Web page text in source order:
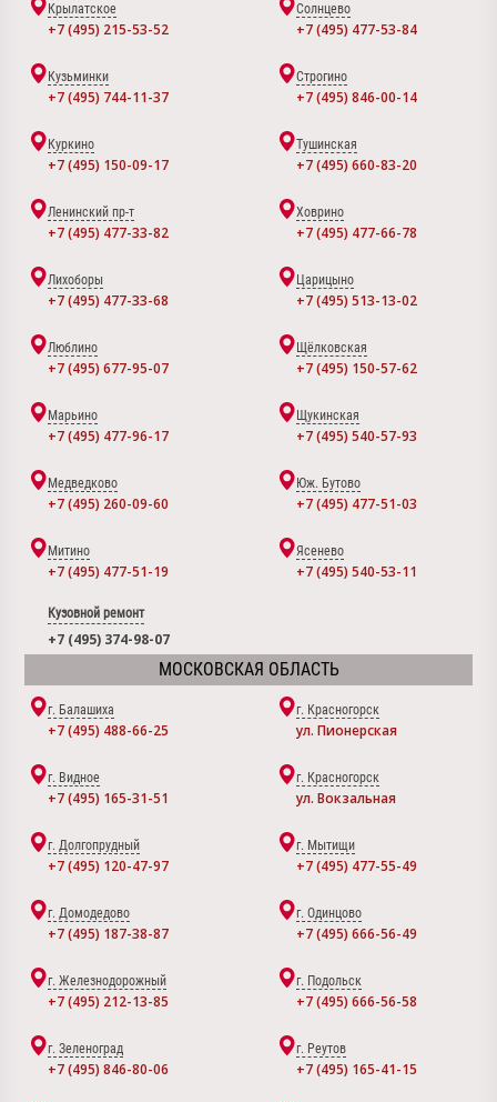
Крылатское
+7 (495) 215-53-52
Солнцево
+7 (495) 477-53-84
Кузьминки
+7 (495) 744-11-37
Строгино
+7 (495) 846-00-14
Куркино
+7 (495) 150-09-17
Тушинская
+7 (495) 660-83-20
Ленинский пр-т
+7 (495) 477-33-82
Ховрино
+7 (495) 477-66-78
Лихоборы
+7 (495) 477-33-68
Царицыно
+7 (495) 513-13-02
Люблино
+7 (495) 677-95-07
Щёлковская
+7 (495) 150-57-62
Марьино
+7 (495) 477-96-17
Щукинская
+7 (495) 540-57-93
Медведково
+7 (495) 260-09-60
Юж. Бутово
+7 (495) 477-51-03
Митино
+7 (495) 477-51-19
Ясенево
+7 (495) 540-53-11
Кузовной ремонт
+7 (495) 374-98-07
МОСКОВСКАЯ ОБЛАСТЬ
г. Балашиха
+7 (495) 488-66-25
г. Красногорск
ул. Пионерская
г. Видное
+7 (495) 165-31-51
г. Красногорск
ул. Вокзальная
г. Долгопрудный
+7 (495) 120-47-97
г. Мытищи
+7 (495) 477-55-49
г. Домодедово
+7 (495) 187-38-87
г. Одинцово
+7 (495) 666-56-49
г. Железнодорожный
+7 (495) 212-13-85
г. Подольск
+7 (495) 666-56-58
г. Зеленоград
+7 (495) 846-80-06
г. Реутов
+7 (495) 165-41-15